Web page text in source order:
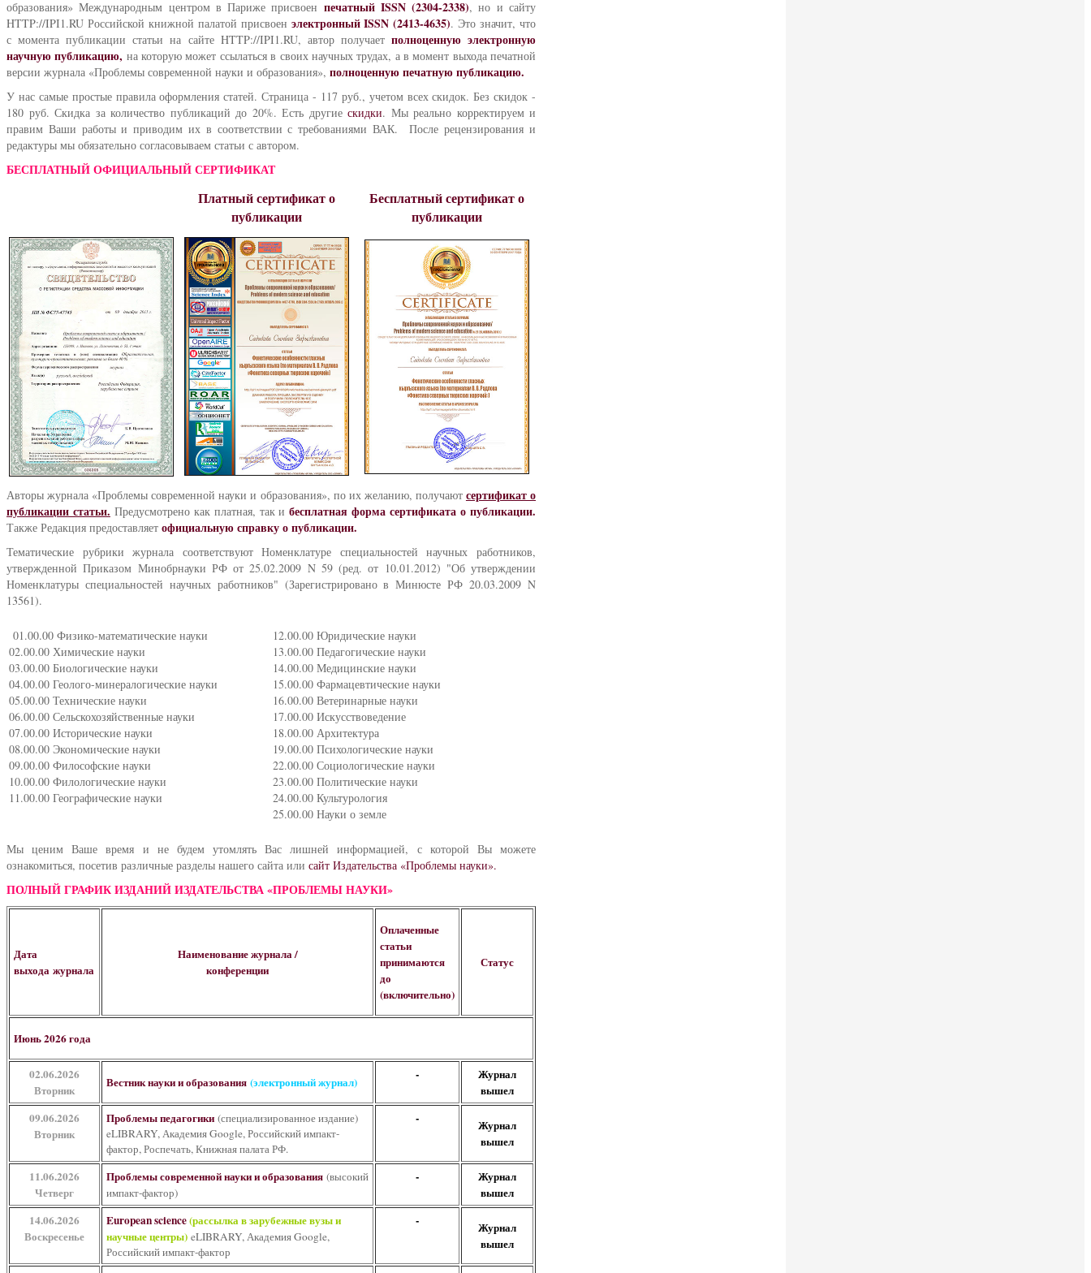
образования» Международным центром в Париже присвоен печатный ISSN (2304-2338), но и сайту
HTTP://IPI1.RU Российской книжной палатой присвоен электронный ISSN (2413-4635). Это значит, что
с момента публикации статьи на сайте HTTP://IPI1.RU, автор получает полноценную электронную
научную публикацию, на которую может ссылаться в своих научных трудах, а в момент выхода печатной
версии журнала «Проблемы современной науки и образования», полноценную печатную публикацию.
У нас самые простые правила оформления статей. Страница - 117 руб., учетом всех скидок. Без скидок -
180 руб. Скидка за количество публикаций до 20%. Есть другие скидки. Мы реально корректируем и
правим Ваши работы и приводим их в соответствии с требованиями ВАК. После рецензирования и
редактуры мы обязательно согласовываем статьи с автором.
БЕСПЛАТНЫЙ ОФИЦИАЛЬНЫЙ СЕРТИФИКАТ
Платный сертификато
публикации
Бесплатный сертификат о
публикации
Авторы журнала «Проблемы современной науки и образования», по их желанию, получают сертификат о
публикации статьи. Предусмотрено как платная, так ибесплатная форма сертификата о публикации.
Также Редакция предоставляет официальную справку о публикации.
Тематические рубрики журнала соответствуют Номенклатуре специальностей научных работников,
утвержденной Приказом Минобрнауки РФ от 25.02.2009 N 59 (ред. от 10.01.2012) "Об утверждении
Номенклатуры специальностей научных работников" (Зарегистрировано в Минюсте РФ 20.03.2009 N
13561).
01.00.00 Физико-математические науки
02.00.00 Химические науки
03.00.00 Биологические науки
04.00.00 Геолого-минералогические науки
05.00.00 Технические науки
06.00.00 Сельскохозяйственные науки
07.00.00 Исторические науки
08.00.00 Экономические науки
09.00.00 Философские науки
10.00.00 Филологические науки
11.00.00 Географические науки
12.00.00 Юридические науки
13.00.00 Педагогические науки
14.00.00 Медицинские науки
15.00.00 Фармацевтические науки
16.00.00 Ветеринарные науки
17.00.00 Искусствоведение
18.00.00 Архитектура
19.00.00 Психологические науки
22.00.00 Социологические науки
23.00.00 Политические науки
24.00.00 Культурология
25.00.00 Науки о земле
Мы ценим Ваше время и не будем утомлять Вас лишней информацией, с которой Вы можете
ознакомиться, посетив различные разделы нашего сайта или сайт Издательства «Проблемы науки».
ПОЛНЫЙ ГРАФИК ИЗДАНИЙ ИЗДАТЕЛЬСТВА «ПРОБЛЕМЫ НАУКИ»
Дата
выхода журнала
Наименование журнала /
конференции
Оплаченные
статьи
принимаются
до
(включительно)
Статус
Июнь 2026 года
02.06.2026
Вторник
Вестник науки и образования (электронный журнал) -
Журнал
вышел
09.06.2026
Вторник
Проблемы педагогики (специализированное издание)
eLIBRARY, Академия Google, Российский импакт-
фактор, Роспечать, Книжная палата РФ.
-
Журнал
вышел
11.06.2026
Четверг
Проблемы современной науки и образования (высокий
импакт-фактор)
-
Журнал
вышел
14.06.2026
Воскресенье
European science(рассылка в зарубежные вузы и
научные центры) eLIBRARY, Академия Google,
Российский импакт-фактор
-
Журнал
вышел